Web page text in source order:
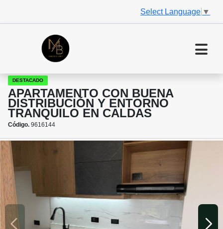
Select Language ▼
DESTACADO
APARTAMENTO CON BUENA
DISTRIBUCIÓN Y ENTORNO
TRANQUILO EN CALDAS
Código. 9616144